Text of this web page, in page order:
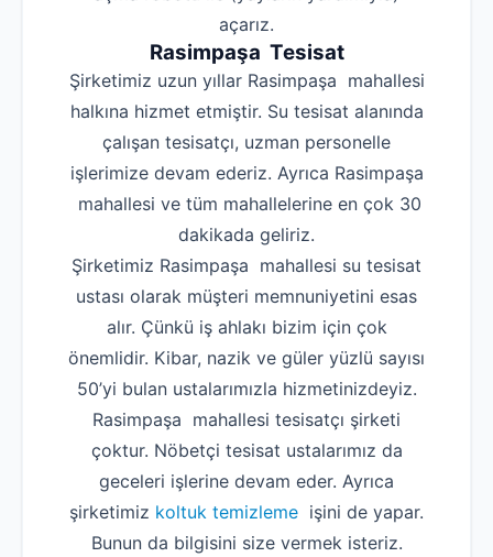
açarız.
Rasimpaşa Tesisat
Şirketimiz uzun yıllar Rasimpaşa mahallesi
halkına hizmet etmiştir. Su tesisat alanında
çalışan tesisatçı, uzman personelle
işlerimize devam ederiz. Ayrıca Rasimpaşa
mahallesi ve tüm mahallelerine en çok 30
dakikada geliriz.
Şirketimiz Rasimpaşa mahallesi su tesisat
ustası olarak müşteri memnuniyetini esas
alır. Çünkü iş ahlakı bizim için çok
önemlidir. Kibar, nazik ve güler yüzlü sayısı
50’yi bulan ustalarımızla hizmetinizdeyiz.
Rasimpaşa mahallesi tesisatçı şirketi
çoktur. Nöbetçi tesisat ustalarımız da
geceleri işlerine devam eder. Ayrıca
şirketimiz koltuk temizleme işini de yapar.
Bunun da bilgisini size vermek isteriz.